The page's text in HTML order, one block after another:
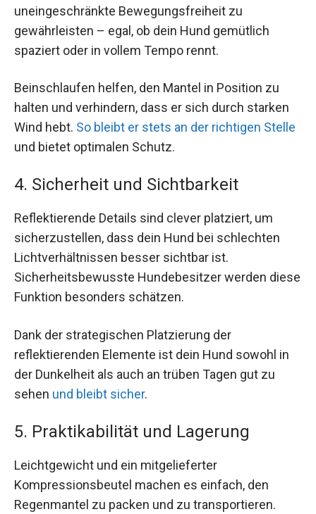
uneingeschränkte Bewegungsfreiheit zu
gewährleisten – egal, ob dein Hund gemütlich
spaziert oder in vollem Tempo rennt.
Beinschlaufen helfen, den Mantel in Position zu
halten und verhindern, dass er sich durch starken
Wind hebt. So bleibt er stets an der richtigen Stelle
und bietet optimalen Schutz.
4. Sicherheit und Sichtbarkeit
Reflektierende Details sind clever platziert, um
sicherzustellen, dass dein Hund bei schlechten
Lichtverhältnissen besser sichtbar ist.
Sicherheitsbewusste Hundebesitzer werden diese
Funktion besonders schätzen.
Dank der strategischen Platzierung der
reflektierenden Elemente ist dein Hund sowohl in
der Dunkelheit als auch an trüben Tagen gut zu
sehen und bleibt sicher.
5. Praktikabilität und Lagerung
Leichtgewicht und ein mitgelieferter
Kompressionsbeutel machen es einfach, den
Regenmantel zu packen und zu transportieren.